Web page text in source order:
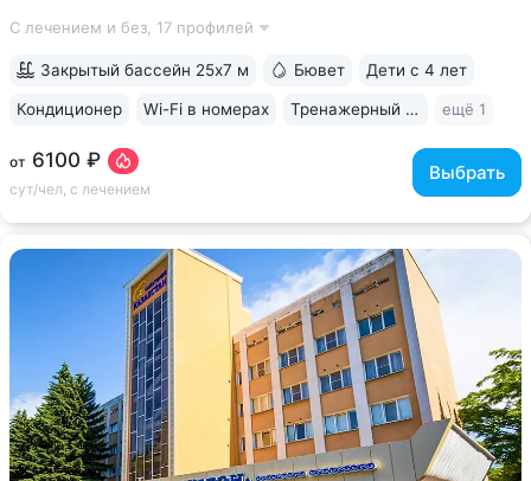
минеральной воды № 29. Воду этого источника можно
С лечением и без, 17 профилей
от 6100 ₽
сут/чел, с лечением
Выбрать
Закрытый бассейн 25х7 м Бювет Дети с 4 лет
Кондиционер Wi-Fi в номерах Тренажерный зал ещё 1